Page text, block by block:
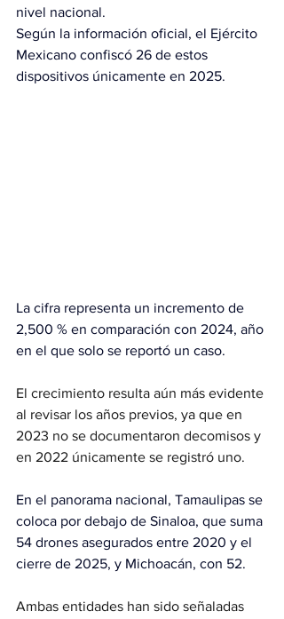
nivel nacional.
Según la información oficial, el Ejército
Mexicano confiscó 26 de estos
dispositivos únicamente en 2025.
La cifra representa un incremento de
2,500 % en comparación con 2024, año
en el que solo se reportó un caso.
El crecimiento resulta aún más evidente
al revisar los años previos, ya que en
2023 no se documentaron decomisos y
en 2022 únicamente se registró uno.
En el panorama nacional, Tamaulipas se
coloca por debajo de Sinaloa, que suma
54 drones asegurados entre 2020 y el
cierre de 2025, y Michoacán, con 52.
Ambas entidades han sido señaladas